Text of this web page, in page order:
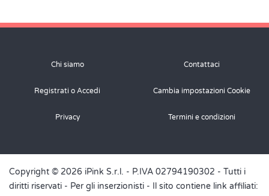
Chi siamo Contattaci
Registrati o Accedi Cambia impostazioni Cookie
Privacy Termini e condizioni
Copyright © 2026 iPink S.r.l. - P.IVA 02794190302 - Tutti i
diritti riservati - Per gli inserzionisti - Il sito contiene link affiliati: